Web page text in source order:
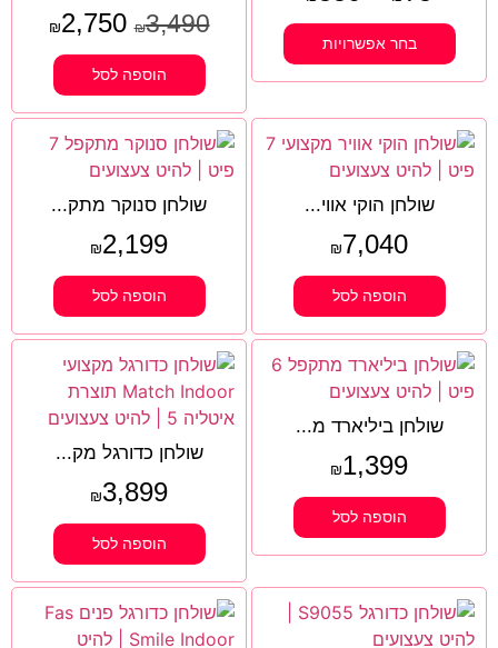
בחר אפשרויות
₪3,490
₪2,750
הוספה לסל
שולחן הוקי אווי...
₪7,040
הוספה לסל
שולחן סנוקר מתק...
₪2,199
הוספה לסל
שולחן ביליארד מ...
₪1,399
הוספה לסל
שולחן כדורגל מק...
₪3,899
הוספה לסל